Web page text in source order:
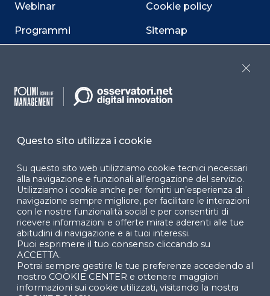
Webinar
Programmi
Cookie policy
Sitemap
Cookie Center
YouTube X
Questo sito utilizza i cookie
Su questo sito web utilizziamo cookie tecnici necessari
alla navigazione e funzionali all’erogazione del servizio.
Utilizziamo i cookie anche per fornirti un’esperienza di
navigazione sempre migliore, per facilitare le interazioni
con le nostre funzionalità social e per consentirti di
ricevere informazioni e offerte mirate aderenti alle tue
abitudini di navigazione e ai tuoi interessi.
Puoi esprimere il tuo consenso cliccando su
ACCETTA.
Potrai sempre gestire le tue preferenze accedendo al
nostro COOKIE CENTER e ottenere maggiori
informazioni sui cookie utilizzati, visitando la nostra